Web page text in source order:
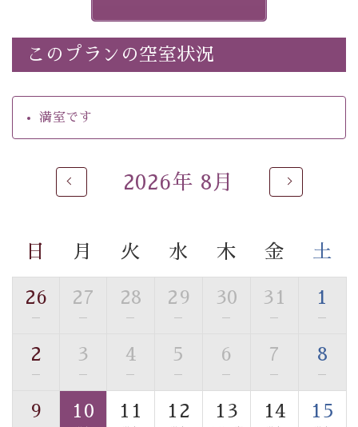
・朝食はこだわりの味噌汁をはじめとした和定食
自家源泉「美翠源泉」は酸化の進みが遅く新鮮で若返り
■お座敷風呂（大浴場）
温泉の成分に合わせ、防菌防カビの特殊素材の畳を使
※男性大浴場までのご移動には階段がございます。 予め
ご了承のほどお願いいたします。
■貸切温泉風呂 （40分2000円）
む貸切温泉風呂です。ゆったりといやされるプライベー
トな空間をお愉しみください。
【旅】
このプランの空室状況
満室です
2026年 8月
日 月 火 水 木 金 土
26
—
27
—
28
—
29
—
30
—
31
—
1
—
2
—
3
—
4
—
5
—
6
—
7
—
8
—
9 10 11 12 13 14 15